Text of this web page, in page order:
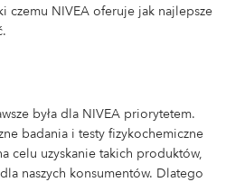
czemu NIVEA oferuje jak najlepsze
była dla NIVEA priorytetem.
badania i testy fizykochemiczne
celu uzyskanie takich produktów,
naszych konsumentów. Dlatego